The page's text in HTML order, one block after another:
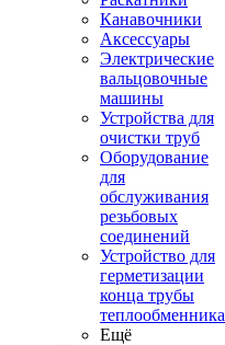
Канавочники
Аксессуары
Электрические
вальцовочные
машины
Устройства для
очистки труб
Оборудование
для
обслуживания
резьбовых
соединений
Устройство для
герметизации
конца трубы
теплообменника
Ещё